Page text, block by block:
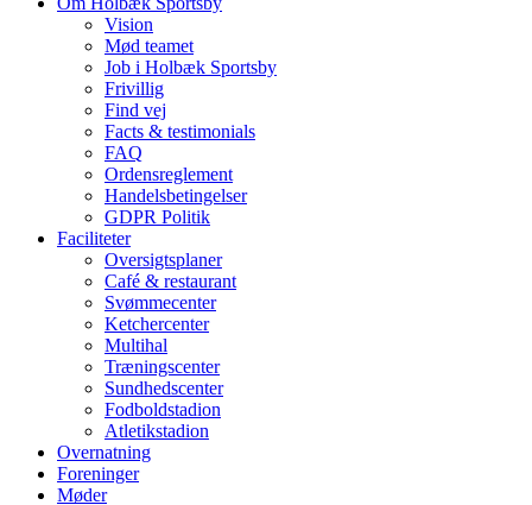
Vision
Mød teamet
Job i Holbæk Sportsby
Frivillig
Find vej
Facts & testimonials
FAQ
Ordensreglement
Handelsbetingelser
GDPR Politik
Faciliteter
Oversigtsplaner
Café & restaurant
Svømmecenter
Ketchercenter
Multihal
Træningscenter
Sundhedscenter
Fodboldstadion
Atletikstadion
Overnatning
Foreninger
Møder